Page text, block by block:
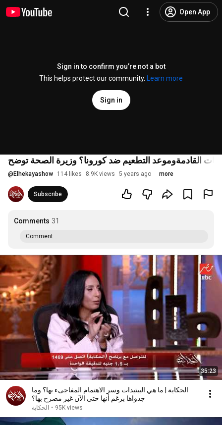
Open App
Sign in to confirm you’re not a bot
This helps protect our community.
Learn more
Sign in
القادمةوموعد التطعيم ضد كورونا؟ وزيرة الصحة توضح
@ Elhekayashow 114 likes 8.9K views 5 years ago more
Subscribe
Comments 31
Comment...
35:23
الحكاية | ما هي الببتيدات وسر الاهتمام المفاجىء بها؟ وما
جدواها برغم أنها حتى الآن غير مصرح بها؟
الحكاية • 95K views